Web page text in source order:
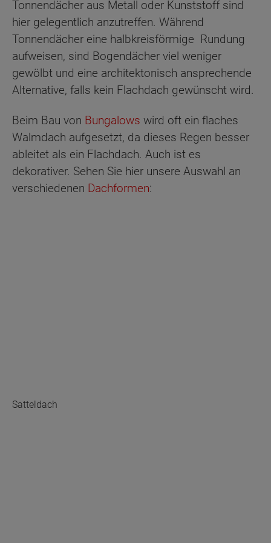
Tonnendächer aus Metall oder Kunststoff sind
hier gelegentlich anzutreffen. Während
Tonnendächer eine halbkreisförmige Rundung
aufweisen, sind Bogendächer viel weniger
gewölbt und eine architektonisch ansprechende
Alternative, falls kein Flachdach gewünscht wird.
Beim Bau von Bungalows wird oft ein flaches
Walmdach aufgesetzt, da dieses Regen besser
ableitet als ein Flachdach. Auch ist es
dekorativer. Sehen Sie hier unsere Auswahl an
verschiedenen Dachformen:
Satteldach